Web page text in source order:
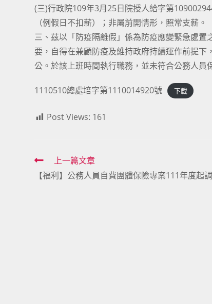
(三)行政院109年3月25日院授人給字第
（例假日不扣薪）；非屬前開情形，照常支薪。
三、茲以「防疫隔離假」係為防疫應變緊急處
要，自得在兼顧防疫及維持政府持續運作前提
公。於該上班時間執行職務，並未符合公務人員
1110510總處培字第1110014920號 下載
Post Views: 161
Read
more
上一篇文章
【福利】公務人員自費團體保險專案111年度起